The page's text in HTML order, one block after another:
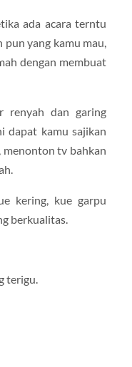
ada acara terntu
pun yang kamu mau,
dengan membuat
renyah dan garing
dapat kamu sajikan
menonton tv bahkan
kering, kue garpu
berkualitas.
terigu.